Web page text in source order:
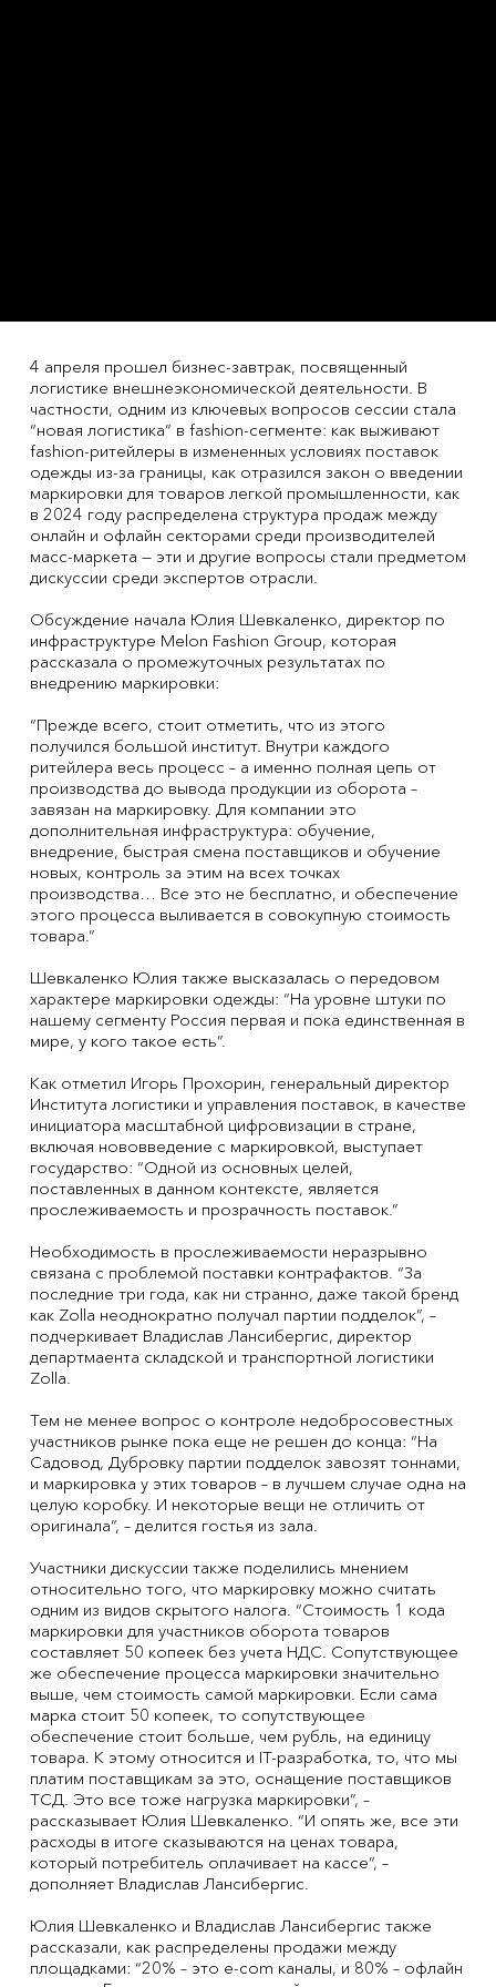
4 апреля прошел бизнес-завтрак, посвященный
логистике внешнеэкономической деятельности. В
частности, одним из ключевых вопросов сессии стала
“новая логистика” в fashion-сегменте: как выживают
fashion-ритейлеры в измененных условиях поставок
одежды из-за границы, как отразился закон о введении
маркировки для товаров легкой промышленности, как
в 2024 году распределена структура продаж между
онлайн и офлайн секторами среди производителей
масс-маркета — эти и другие вопросы стали предметом
дискуссии среди экспертов отрасли.
Обсуждение начала Юлия Шевкаленко, директор по
инфраструктуре Melon Fashion Group, которая
рассказала о промежуточных результатах по
внедрению маркировки:
“Прежде всего, стоит отметить, что из этого
получился большой институт. Внутри каждого
ритейлера весь процесс – а именно полная цепь от
производства до вывода продукции из оборота –
завязан на маркировку. Для компании это
дополнительная инфраструктура: обучение,
внедрение, быстрая смена поставщиков и обучение
новых, контроль за этим на всех точках
производства… Все это не бесплатно, и обеспечение
этого процесса выливается в совокупную стоимость
товара.”
Шевкаленко Юлия также высказалась о передовом
характере маркировки одежды: “На уровне штуки по
нашему сегменту Россия первая и пока единственная в
мире, у кого такое есть”.
Как отметил Игорь Прохорин, генеральный директор
Института логистики и управления поставок, в качестве
инициатора масштабной цифровизации в стране,
включая нововведение с маркировкой, выступает
государство: “Одной из основных целей,
поставленных в данном контексте, является
прослеживаемость и прозрачность поставок.”
Необходимость в прослеживаемости неразрывно
связана с проблемой поставки контрафактов. “За
последние три года, как ни странно, даже такой бренд
как Zolla неоднократно получал партии подделок”, –
подчеркивает Владислав Лансибергис, директор
департмаента складской и транспортной логистики
Zolla.
Тем не менее вопрос о контроле недобросовестных
участников рынке пока еще не решен до конца: “На
Садовод, Дубровку партии подделок завозят тоннами,
и маркировка у этих товаров – в лучшем случае одна на
целую коробку. И некоторые вещи не отличить от
оригинала”, – делится гостья из зала.
Участники дискуссии также поделились мнением
относительно того, что маркировку можно считать
одним из видов скрытого налога. “Стоимость 1 кода
маркировки для участников оборота товаров
составляет 50 копеек без учета НДС. Сопутствующее
же обеспечение процесса маркировки значительно
выше, чем стоимость самой маркировки. Если сама
марка стоит 50 копеек, то сопутствующее
обеспечение стоит больше, чем рубль, на единицу
товара. К этому относится и IT-разработка, то, что мы
платим поставщикам за это, оснащение поставщиков
ТСД. Это все тоже нагрузка маркировки”, –
рассказывает Юлия Шевкаленко. “И опять же, все эти
расходы в итоге сказываются на ценах товара,
который потребитель оплачивает на кассе”, –
дополняет Владислав Лансибергис.
Юлия Шевкаленко и Владислав Лансибергис также
рассказали, как распределены продажи между
площадками: “20% – это e-com каналы, и 80% – офлайн